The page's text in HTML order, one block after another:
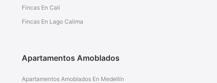
Fincas En Cali
Fincas En Lago Calima
Apartamentos Amoblados
Apartamentos Amoblados En Medellín